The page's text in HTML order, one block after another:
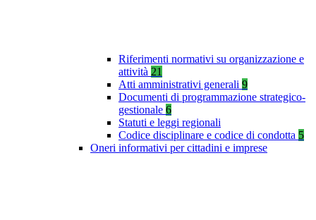
Riferimenti normativi su organizzazione e
attività 21
Atti amministrativi generali 9
Documenti di programmazione strategico-
gestionale 6
Statuti e leggi regionali
Codice disciplinare e codice di condotta 5
Oneri informativi per cittadini e imprese